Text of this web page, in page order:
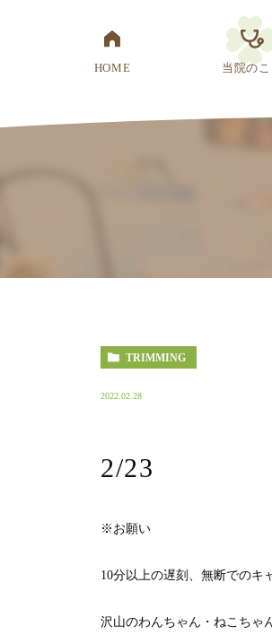
HOME 当院のこ
TRIMMING
2022.02.28
2/23
※ お願い
10分以上の遅刻、無断でのキ
沢山のわんちゃん・ねこちゃ